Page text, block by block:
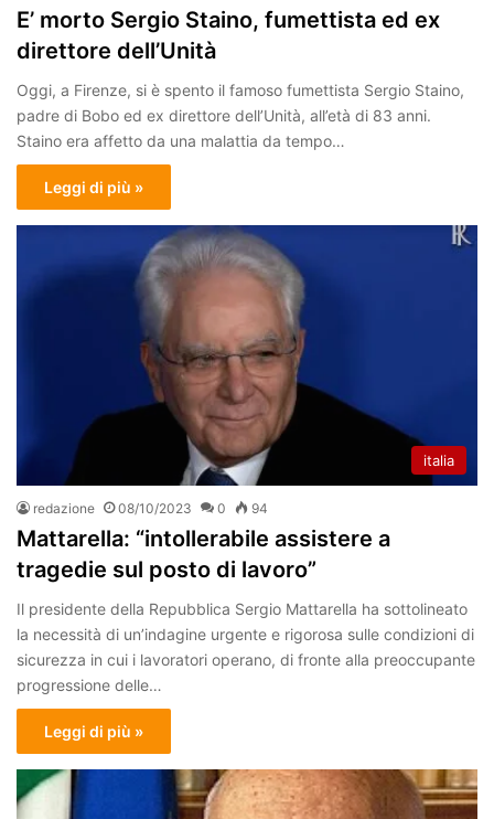
E’ morto Sergio Staino, fumettista ed ex
direttore dell’Unità
Oggi, a Firenze, si è spento il famoso fumettista Sergio Staino,
padre di Bobo ed ex direttore dell’Unità, all’età di 83 anni.
Staino era affetto da una malattia da tempo…
Leggi di più »
italia
redazione 08/10/2023 0 94
Mattarella: “intollerabile assistere a
tragedie sul posto di lavoro”
Il presidente della Repubblica Sergio Mattarella ha sottolineato
la necessità di un’indagine urgente e rigorosa sulle condizioni di
sicurezza in cui i lavoratori operano, di fronte alla preoccupante
progressione delle…
Leggi di più »